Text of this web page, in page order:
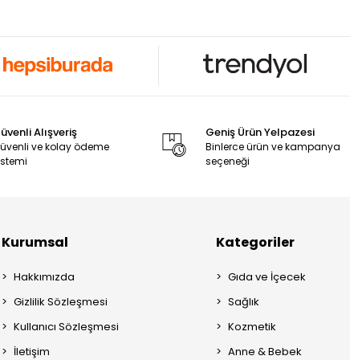
Alışveriş
ve kolay ödeme
Geniş Ürün Yelpazesi
Binlerce ürün ve kampanya
seçeneği
Kurumsal
Hakkımızda
Gizlilik Sözleşmesi
Kullanıcı Sözleşmesi
İletişim
Kategoriler
Gıda ve İçecek
Sağlık
Kozmetik
Anne & Bebek